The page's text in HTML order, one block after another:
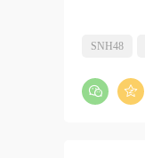
SNH48